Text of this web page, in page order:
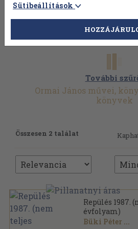
További
Ormai János művei,
könyvek
Összesen 2 találat
Repülés 1987.
évfolyam)
Büki Péter ...
Sütibeállítások